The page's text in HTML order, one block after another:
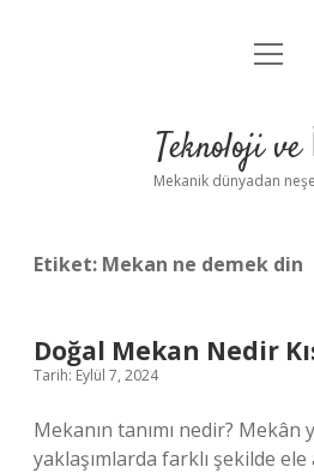
Anasayfa
Yasal
menüyü
Teknoloji
Mekanik dünyadan
Etiket: Mekan ne demek din
Doğal Mekan Nedir
Tarih: Eylül 7, 2024
Mekanın tanımı nedir? Mekân
yaklaşımlarda farklı şekilde ele